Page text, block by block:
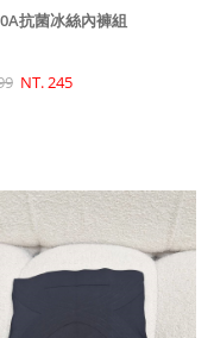
抗菌冰絲內褲組
NT. 245